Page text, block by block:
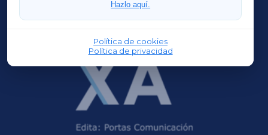
Hazlo aquí.
Política de cookies
Política de privacidad
OURENSEXA